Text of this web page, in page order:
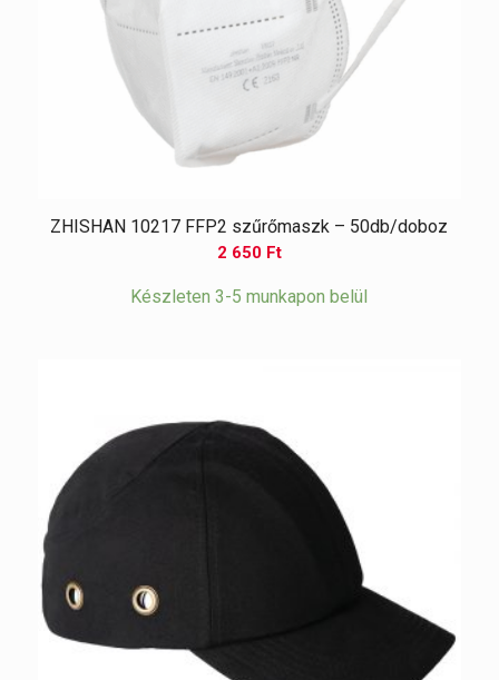
ZHISHAN 10217 FFP2 szűrőmaszk – 50db/doboz
2 650 Ft
Készleten 3-5 munkapon belül